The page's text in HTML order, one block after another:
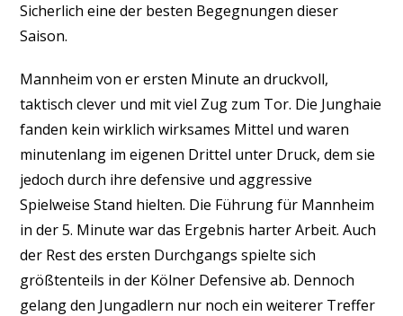
Sicherlich eine der besten Begegnungen dieser
Saison.
Mannheim von er ersten Minute an druckvoll,
taktisch clever und mit viel Zug zum Tor. Die Junghaie
fanden kein wirklich wirksames Mittel und waren
minutenlang im eigenen Drittel unter Druck, dem sie
jedoch durch ihre defensive und aggressive
Spielweise Stand hielten. Die Führung für Mannheim
in der 5. Minute war das Ergebnis harter Arbeit. Auch
der Rest des ersten Durchgangs spielte sich
größtenteils in der Kölner Defensive ab. Dennoch
gelang den Jungadlern nur noch ein weiterer Treffer